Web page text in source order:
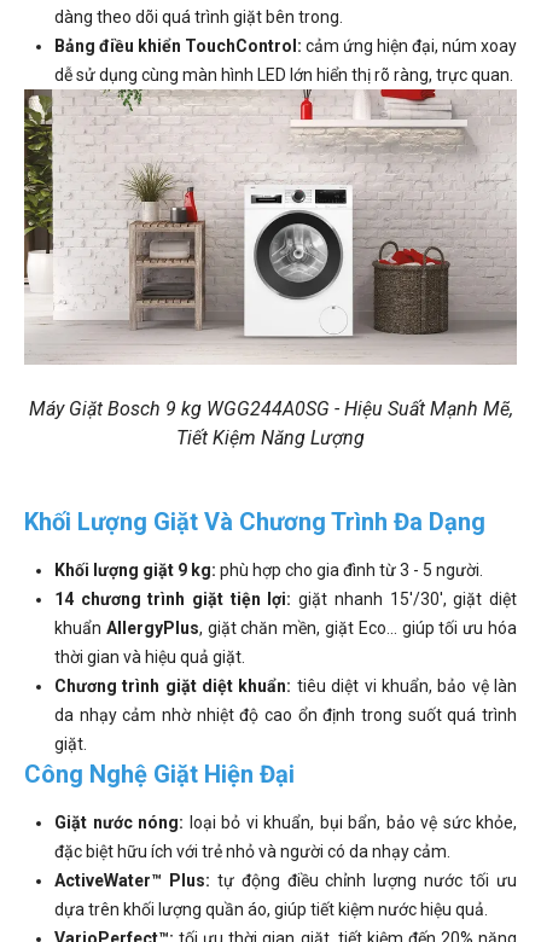
dàng theo dõi quá trình giặt bên trong.
Bảng điều khiển TouchControl: cảm ứng hiện đại, núm xoay
dễ sử dụng cùng màn hình LED lớn hiển thị rõ ràng, trực quan.
Máy Giặt Bosch 9 kg WGG244A0SG - Hiệu Suất Mạnh Mẽ,
Tiết Kiệm Năng Lượng
Khối Lượng Giặt Và Chương Trình Đa Dạng
Khối lượng giặt 9 kg: phù hợp cho gia đình từ 3 - 5 người.
14 chương trình giặt tiện lợi: giặt nhanh 15'/30', giặt diệt
khuẩn AllergyPlus, giặt chăn mền, giặt Eco... giúp tối ưu hóa
thời gian và hiệu quả giặt.
Chương trình giặt diệt khuẩn: tiêu diệt vi khuẩn, bảo vệ làn
da nhạy cảm nhờ nhiệt độ cao ổn định trong suốt quá trình
giặt.
Công Nghệ Giặt Hiện Đại
Giặt nước nóng: loại bỏ vi khuẩn, bụi bẩn, bảo vệ sức khỏe,
đặc biệt hữu ích với trẻ nhỏ và người có da nhạy cảm.
ActiveWater™ Plus: tự động điều chỉnh lượng nước tối ưu
dựa trên khối lượng quần áo, giúp tiết kiệm nước hiệu quả.